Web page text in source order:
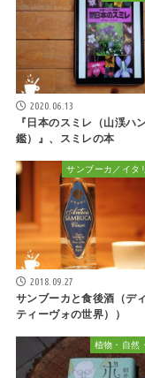
2020.06.13
『日本のスミレ（山渓ハ
鑑）』、スミレの本
サンブーカ／イタ
2018.09.27
サンブーカと食後酒（デ
ティーヴォの世界））
植物・自然